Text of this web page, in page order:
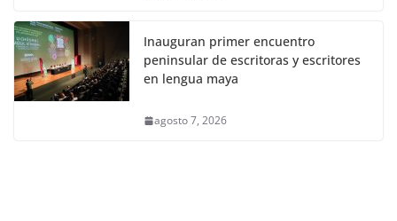
Inauguran primer encuentro
peninsular de escritoras y escritores
en lengua maya
agosto 7, 2026